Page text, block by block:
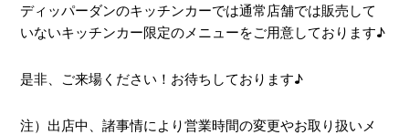
ディッパーダンのキッチンカーでは通常店舗では販売して
いないキッチンカー限定のメニューをご用意しております♪
是非、ご来場ください！お待ちしております♪
注）出店中、諸事情により営業時間の変更やお取り扱いメ